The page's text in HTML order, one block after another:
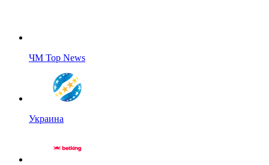
ЧМ Top News
Украина